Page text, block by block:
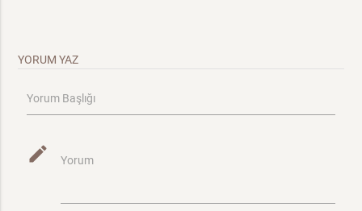
YORUM YAZ
Yorum Başlığı
mode_edit Yorum